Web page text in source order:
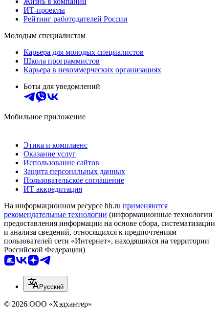
ИТ-проекты
Рейтинг работодателей России
Молодым специалистам
Карьера для молодых специалистов
Школа программистов
Карьера в некоммерческих организациях
Боты для уведомлений
Мобильное приложение
Этика и комплаенс
Оказание услуг
Использование сайтов
Защита персональных данных
Пользовательское соглашение
ИТ аккредитация
На информационном ресурсе hh.ru применяются
рекомендательные технологии (информационные технологии
предоставления информации на основе сбора, систематизации
и анализа сведений, относящихся к предпочтениям
пользователей сети «Интернет», находящихся на территории
Российской Федерации)
Русский
© 2026 ООО «Хэдхантер»